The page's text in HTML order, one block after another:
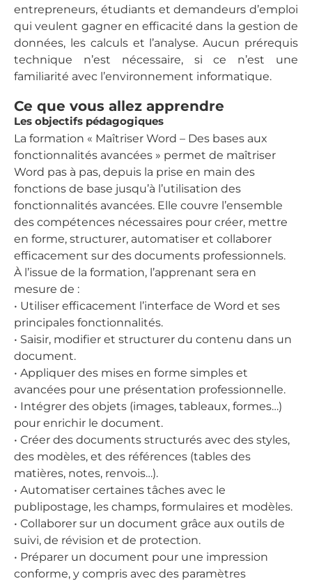
entrepreneurs, étudiants et demandeurs d’emploi
qui veulent gagner en efficacité dans la gestion de
données, les calculs et l’analyse. Aucun prérequis
technique n’est nécessaire, si ce n’est une
familiarité avec l’environnement informatique.
Ce que vous allez apprendre
Les objectifs pédagogiques
La formation « Maîtriser Word – Des bases aux
fonctionnalités avancées » permet de maîtriser
Word pas à pas, depuis la prise en main des
fonctions de base jusqu’à l’utilisation des
fonctionnalités avancées. Elle couvre l’ensemble
des compétences nécessaires pour créer, mettre
en forme, structurer, automatiser et collaborer
efficacement sur des documents professionnels.
À l’issue de la formation, l’apprenant sera en
mesure de :
• Utiliser efficacement l’interface de Word et ses
principales fonctionnalités.
• Saisir, modifier et structurer du contenu dans un
document.
• Appliquer des mises en forme simples et
avancées pour une présentation professionnelle.
• Intégrer des objets (images, tableaux, formes…)
pour enrichir le document.
• Créer des documents structurés avec des styles,
des modèles, et des références (tables des
matières, notes, renvois…).
• Automatiser certaines tâches avec le
publipostage, les champs, formulaires et modèles.
• Collaborer sur un document grâce aux outils de
suivi, de révision et de protection.
• Préparer un document pour une impression
conforme, y compris avec des paramètres